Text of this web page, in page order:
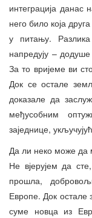
интеграција
него било која
у питању.
напредују –
За то вријеме ви
Док се остале
доказале да
међусобним
заједнице,
Да ли неко може да
Не вјерујем да
прошла,
Европе. Док остале
суме новца из